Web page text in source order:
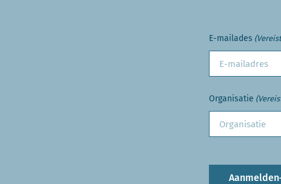
E-mailades
Organisatie
Aanmelden